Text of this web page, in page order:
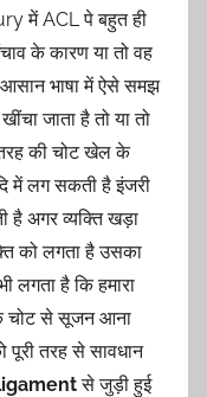
में ACL पे बहुत ही
के कारण या तो वह
आसान भाषा में ऐसे समझ
जाता है तो या तो
तरह की चोट खेल के
में लग सकती है इंजरी
अगर व्यक्ति खड़ा
को लगता है उसका
लगता है कि हमारा
चोट से सूजन आना
तरह से सावधान
से जुड़ी हुई